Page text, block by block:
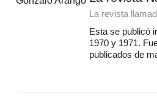
La revista
Esta se publicó
1970 y 1971.
publicados de